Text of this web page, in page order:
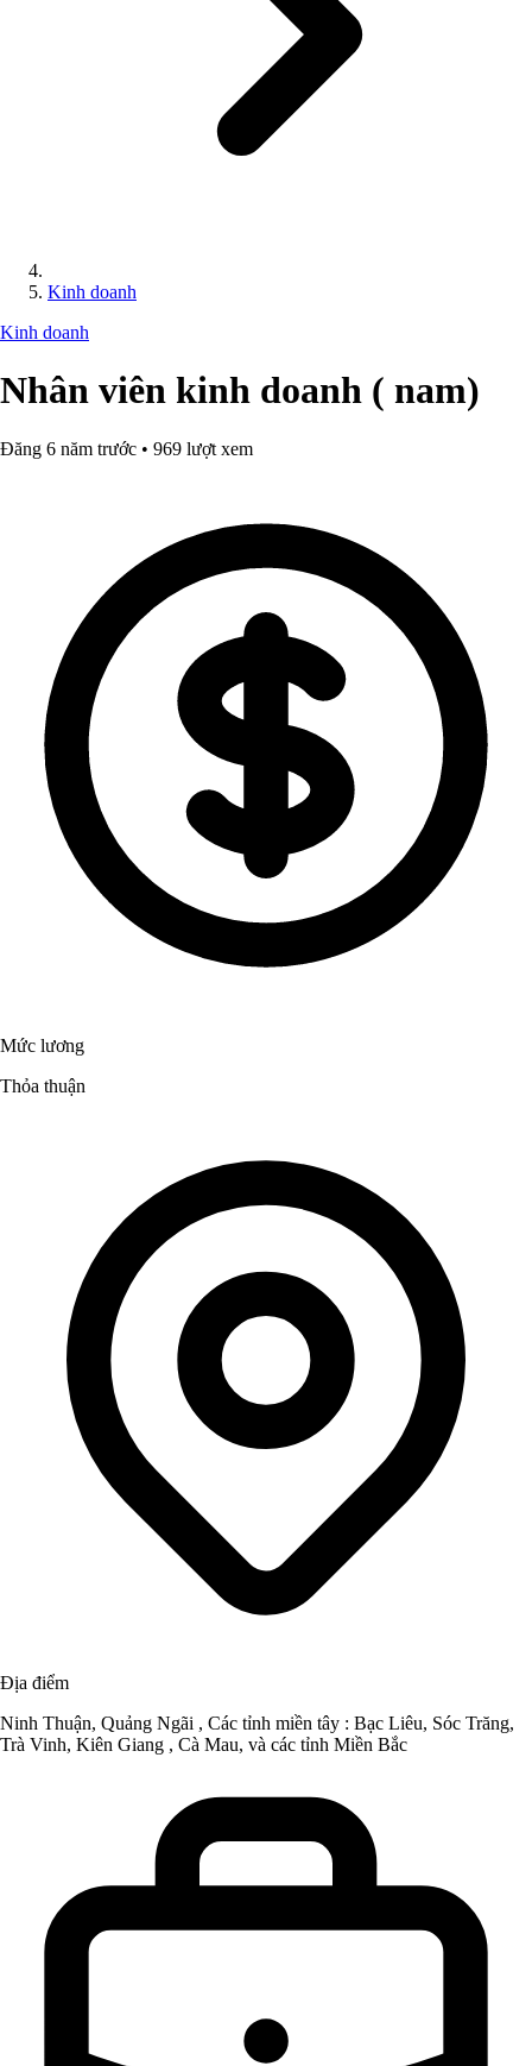
Kinh doanh
Kinh doanh
Nhân viên kinh doanh ( nam)
Đăng 6 năm trước • 969 lượt xem
Mức lương
Thỏa thuận
Địa điểm
Ninh Thuận, Quảng Ngãi , Các tỉnh miền tây : Bạc Liêu, Sóc Trăng,
Trà Vinh, Kiên Giang , Cà Mau, và các tỉnh Miền Bắc